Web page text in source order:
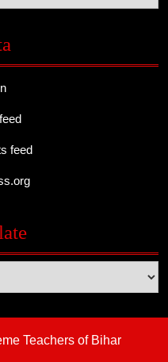
feed
Teachers of Bihar